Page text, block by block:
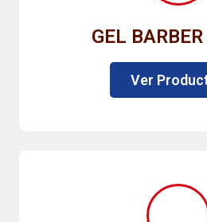
GEL
Ver